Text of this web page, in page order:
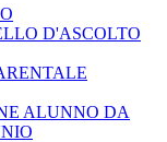
D'ASCOLTO
ALUNNO DA